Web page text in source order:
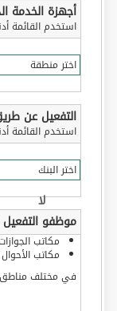
أجهزة الخدمة
استخدم القائمة
التفعيل عن
استخدم القائمة
موظفو التفعيل
مكاتب
مكاتب
في مختلف